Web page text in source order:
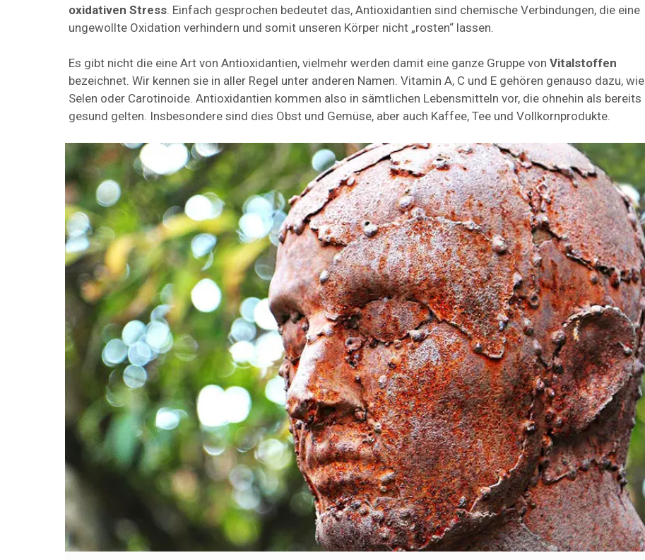
oxidativen Stress. Einfach gesprochen bedeutet das, Antioxidantien sind chemische Verbindungen, die eine
ungewollte Oxidation verhindern und somit unseren Körper nicht „rosten“ lassen.
Es gibt nicht die eine Art von Antioxidantien, vielmehr werden damit eine ganze Gruppe von Vitalstoffen
bezeichnet. Wir kennen sie in aller Regel unter anderen Namen. Vitamin A, C und E gehören genauso dazu, wie
Selen oder Carotinoide. Antioxidantien kommen also in sämtlichen Lebensmitteln vor, die ohnehin als bereits
gesund gelten. Insbesondere sind dies Obst und Gemüse, aber auch Kaffee, Tee und Vollkornprodukte.